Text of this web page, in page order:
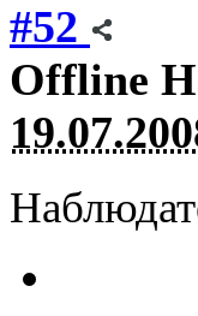
#52
Offline